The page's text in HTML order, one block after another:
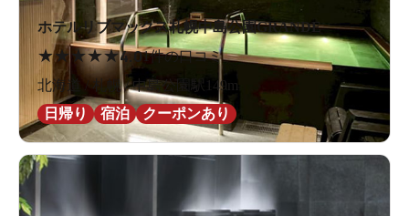
ホテルリブマックス札幌中島公園GRANDE
★★ ★★★4.01件の口コミ
北海道 / 札幌 / 中島公園駅149m
日帰り
宿泊 クーポンあり